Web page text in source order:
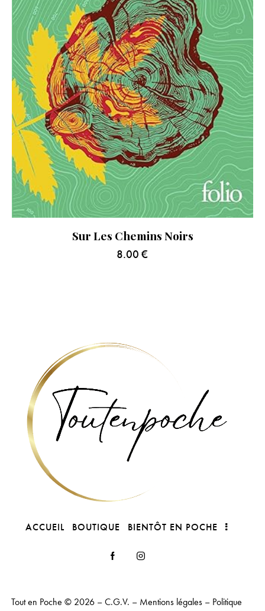
Sur Les Chemins Noirs
8.00 €
ACCUEIL BOUTIQUE BIENTÔT EN POCHE
Tout en Poche © 2026 –C.G.V. – Mentions légales – Politique